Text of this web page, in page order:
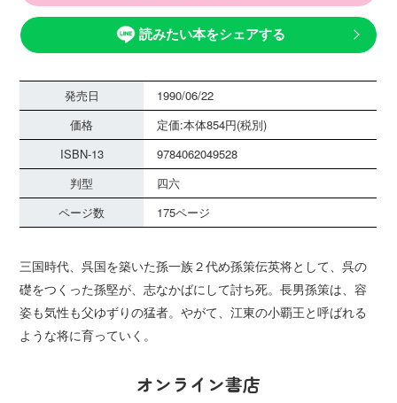
読みたい本をシェアする
発売日
1990/06/22
価格
定価:本体854円(税別)
ISBN-13
9784062049528
判型
四六
ページ数
175ページ
三国時代、呉国を築いた孫一族２代め孫策伝英将として、呉の
礎をつくった孫堅が、志なかばにして討ち死。長男孫策は、容
姿も気性も父ゆずりの猛者。やがて、江東の小覇王と呼ばれる
ような将に育っていく。
オンライン書店